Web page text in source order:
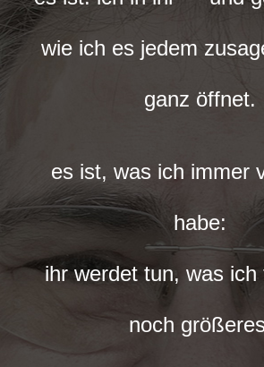
wie ich es jedem
ganz öffnet.
es ist, was ich immer
habe:
ihr werdet tun, was
noch